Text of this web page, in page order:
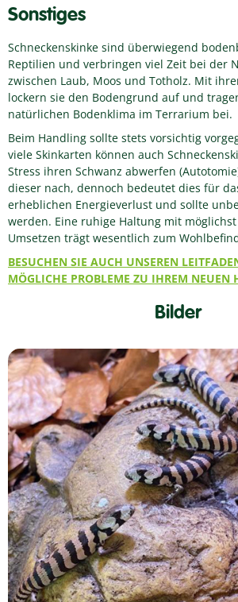
Sonstiges
Schneckenskinke sind überwiegend
Reptilien und verbringen viel Zeit bei der
zwischen Laub, Moos und Totholz. Mit
lockern sie den Bodengrund auf und
natürlichen Bodenklima im Terrarium bei.
Beim Handling sollte stets vorsichtig
viele Skinkarten können auch
Stress ihren Schwanz abwerfen
dieser nach, dennoch bedeutet dies für
erheblichen Energieverlust und sollte
werden. Eine ruhige Haltung mit
Umsetzen trägt wesentlich zum
BESUCHEN SIE AUCH UNSEREN
MÖGLICHE PROBLEME ZU IHREM NEUEN
Bilder